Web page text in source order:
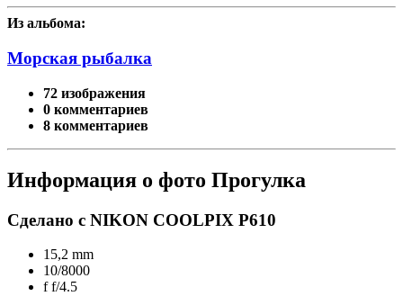
Из альбома:
Морская рыбалка
72 изображения
0 комментариев
8 комментариев
Информация о фото Прогулка
Сделано с NIKON COOLPIX P610
15,2 mm
10/8000
ff/4.5